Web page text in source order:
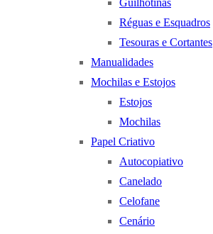
Guilhotinas
Réguas e Esquadros
Tesouras e Cortantes
Manualidades
Mochilas e Estojos
Estojos
Mochilas
Papel Criativo
Autocopiativo
Canelado
Celofane
Cenário